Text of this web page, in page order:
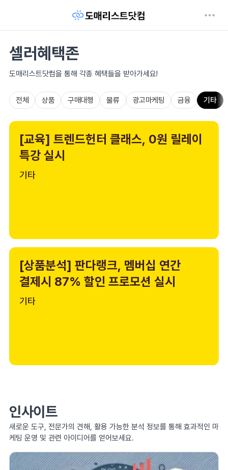
셀러혜택존
도매리스트닷컴을 통해 각종 혜택들을 받아가세요!
전체 상품 구매대행 물류 광고마케팅 금융 기타
[교육] 트렌드헌터 클래스, 0원 릴레이
특강 실시
기타
[상품분석] 판다랭크, 멤버십 연간
결제시 87% 할인 프로모션 실시
기타
인사이트
새로운 도구, 전문가의 견해, 활용 가능한 분석 정보를 통해 효과적인 마
케팅 운영 및 관련 아이디어를 얻어보세요.